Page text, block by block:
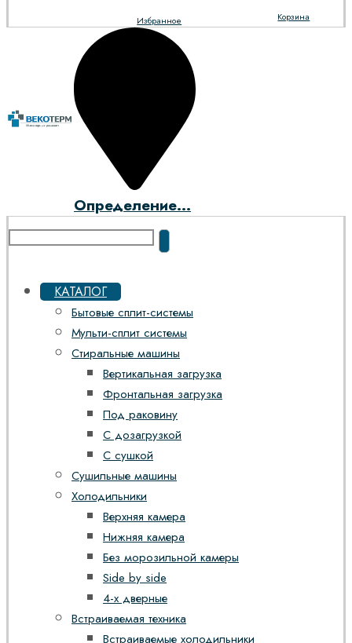
Корзина
Избранное
Определение...
КАТАЛОГ
Бытовые сплит-системы
Мульти-сплит системы
Стиральные машины
Вертикальная загрузка
Фронтальная загрузка
Под раковину
С дозагрузкой
С сушкой
Сушильные машины
Холодильники
Верхняя камера
Нижняя камера
Без морозильной камеры
Side by side
4-х дверные
Встраиваемая техника
Встраиваемые холодильники